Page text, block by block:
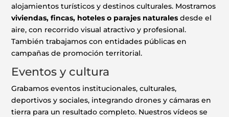
alojamientos turísticos y destinos culturales. Mostramos
viviendas, fincas, hoteles o parajes naturales desde el
aire, con recorrido visual atractivo y profesional.
También trabajamos con entidades públicas en
campañas de promoción territorial.
Eventos y cultura
Grabamos eventos institucionales, culturales,
deportivos y sociales, integrando drones y cámaras en
tierra para un resultado completo. Nuestros vídeos se